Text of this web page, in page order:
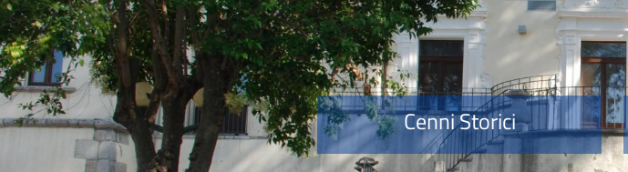
Cenni Storici